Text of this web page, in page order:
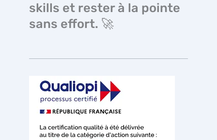
skills et rester à la pointe
sans effort. 🚀